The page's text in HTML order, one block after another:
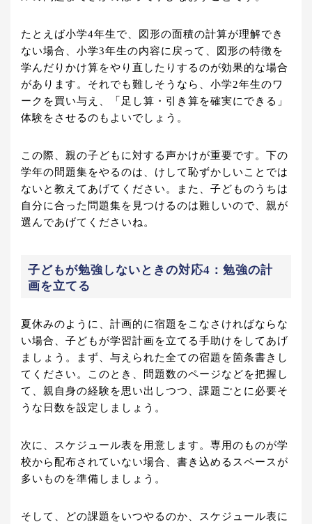
たとえば小学4年生で、図形の面積の計算が理解でき
ない場合、小学3年生の内容に戻って、図形の特徴を
学んだりかけ算をやり直したりするのが効果的な場合
があります。それでも難しそうなら、小学2年生のワ
ークを買い与え、「足し算・引き算を確実にできる」
体験をさせるのもよいでしょう。
この際、親の子どもに対する声かけが重要です。下の
学年の問題集をやるのは、けして恥ずかしいことでは
ないと教えてあげてください。また、子どものうちは
自分に合った問題集を見つけるのは難しいので、親が
選んであげてくださいね。
子どもが勉強しないときの対応4：勉強の計
画を立てる
夏休みのように、計画的に宿題をこなさければならな
い場合、子どもが学習計画を立てる手助けをしてあげ
ましょう。まず、与えられた全ての宿題を箇条書きし
てください。このとき、問題数のページなどを把握し
て、親自身の経験を思い出しつつ、課題ごとに必要そ
うな日数を設定しましょう。
次に、スケジュール表を用意します。専用のものが学
校から配布されていない場合、書き込めるスペースが
多いものを準備しましょう。
そして、どの課題をいつやるのか、スケジュール表に